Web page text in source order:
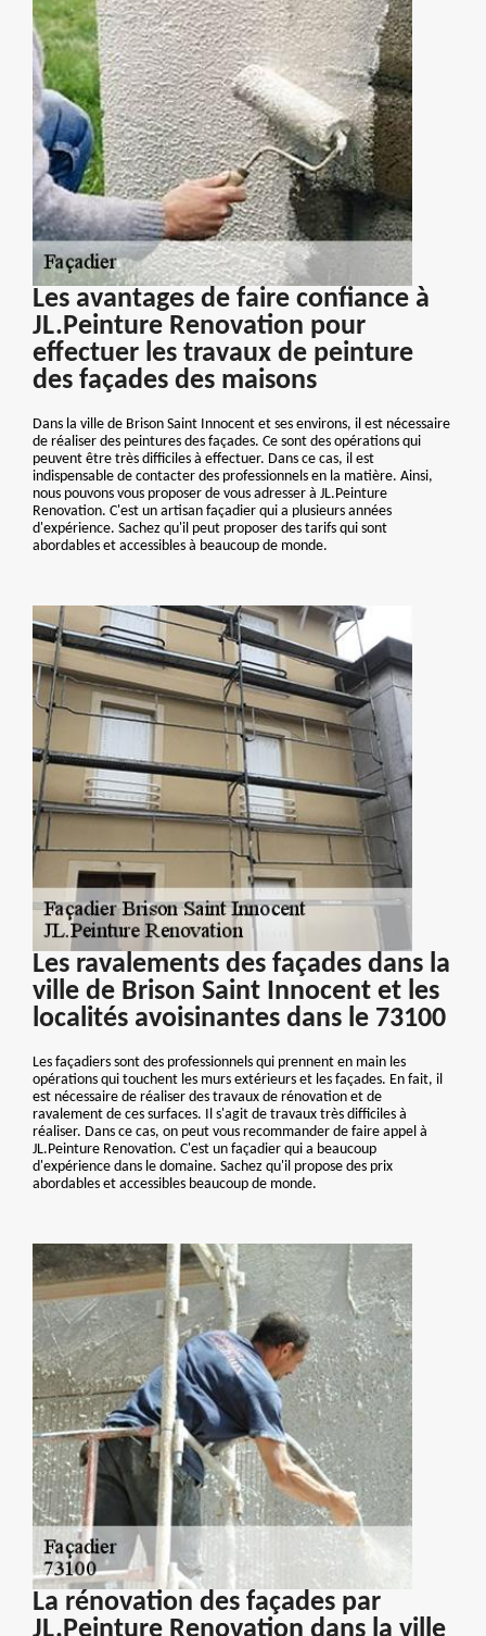
Les avantages de faire confiance à
JL.Peinture Renovation pour
effectuer les travaux de peinture
des façades des maisons
Dans la ville de Brison Saint Innocent et ses environs, il est nécessaire
de réaliser des peintures des façades. Ce sont des opérations qui
peuvent être très difficiles à effectuer. Dans ce cas, il est
indispensable de contacter des professionnels en la matière. Ainsi,
nous pouvons vous proposer de vous adresser à JL.Peinture
Renovation. C'est un artisan façadier qui a plusieurs années
d'expérience. Sachez qu'il peut proposer des tarifs qui sont
abordables et accessibles à beaucoup de monde.
Les ravalements des façades dans la
ville de Brison Saint Innocent et les
localités avoisinantes dans le 73100
Les façadiers sont des professionnels qui prennent en main les
opérations qui touchent les murs extérieurs et les façades. En fait, il
est nécessaire de réaliser des travaux de rénovation et de
ravalement de ces surfaces. Il s'agit de travaux très difficiles à
réaliser. Dans ce cas, on peut vous recommander de faire appel à
JL.Peinture Renovation. C'est un façadier qui a beaucoup
d'expérience dans le domaine. Sachez qu'il propose des prix
abordables et accessibles beaucoup de monde.
La rénovation des façades par
JL.Peinture Renovation dans la ville